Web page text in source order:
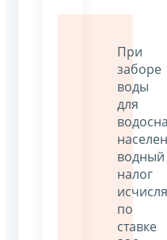
При
заборе
воды
для
водный
налог
по
ставке